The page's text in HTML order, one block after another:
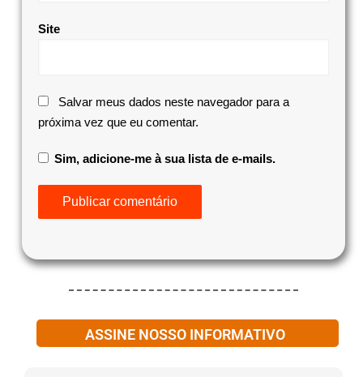
Site
Salvar meus dados neste navegador para a
próxima vez que eu comentar.
Sim, adicione-me à sua lista de e-mails.
ASSINE NOSSO INFORMATIVO